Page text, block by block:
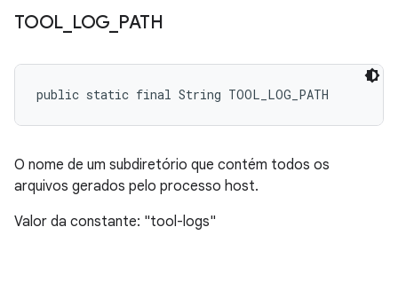
TOOL LOG PATH
public static final String TOOL_LOG_PATH
O nome de um subdiretório que contém todos os
arquivos gerados pelo processo host.
Valor da constante: "tool-logs"